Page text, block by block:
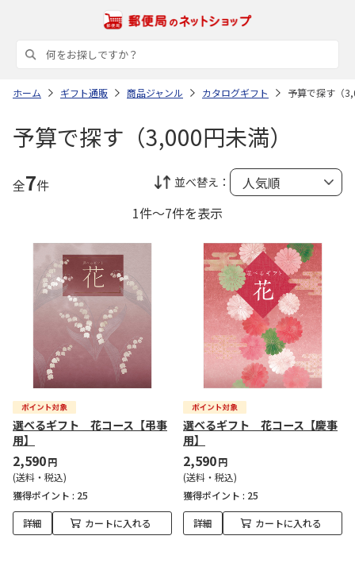
ホーム ギフト通販 商品ジャンル カタログギフト 予算で探す（
予算で探す（3,000円未満）
全7件 並べ替え：
1件～7件を表示
選べるギフト 花コース【弔事
用】
2,590円
(送料・税込)
獲得ポイント : 25
詳細 カートに入れる
選べるギフト 花コース【慶事
用】
2,590円
(送料・税込)
獲得ポイント : 25
詳細 カートに入れる